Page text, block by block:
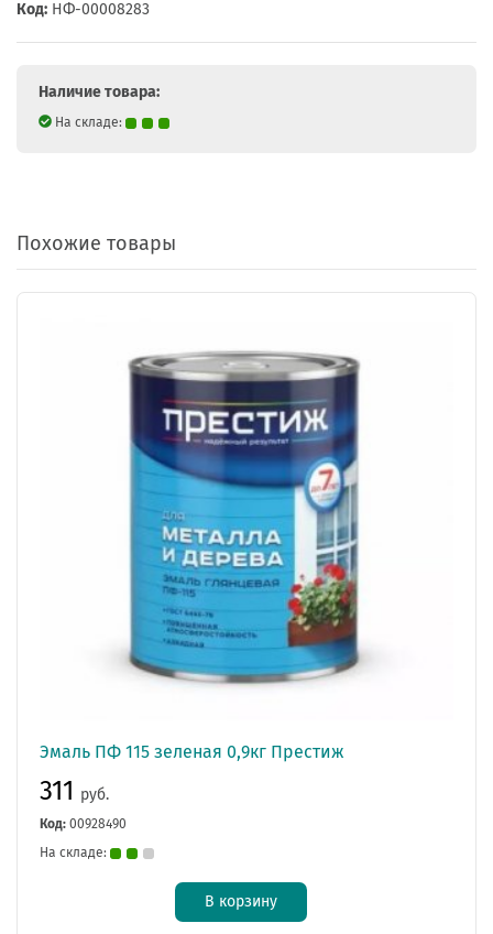
Код: НФ-00008283
Наличие товара:
На складе:
Похожие товары
Эмаль ПФ 115 зеленая 0,9кг Престиж
311 руб.
Код: 00928490
На складе:
В корзину